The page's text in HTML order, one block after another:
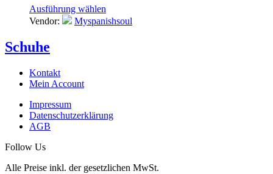
Ausführung wählen
Vendor:
Myspanishsoul
Schuhe
Kontakt
Mein Account
Impressum
Datenschutzerklärung
AGB
Follow Us
Alle Preise inkl. der gesetzlichen MwSt.